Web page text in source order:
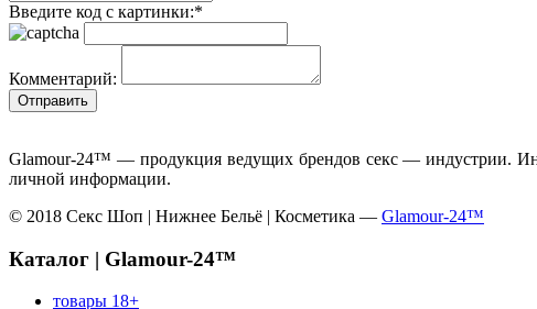
Введите код с картинки:*
Комментарий:
Glamour-24™ — продукция ведущих брендов секс — индустрии.
личной информации.
© 2018 Секс Шоп | Нижнее Бельё | Косметика — Glamour-24™
Каталог | Glamour-24™
товары 18+